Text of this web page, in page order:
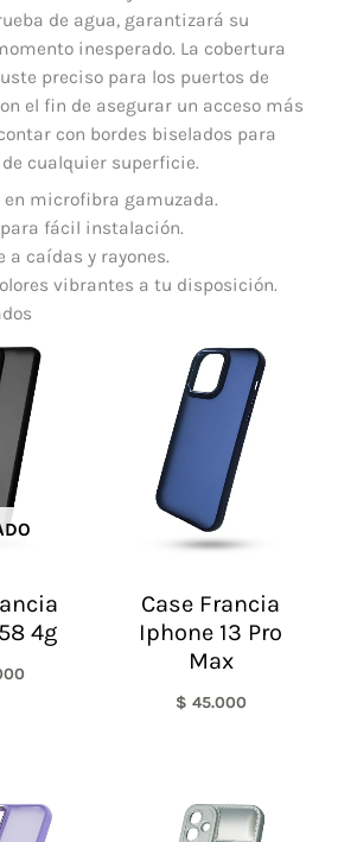
de agua, garantizará su
inesperado. La cobertura
preciso para los puertos de
el fin de asegurar un acceso más
con bordes biselados para
cualquier superficie.
en microfibra gamuzada.
fácil instalación.
a caídas y rayones.
vibrantes a tu disposición.
4g
Case Francia
Iphone 13 Pro
Max
$ 45.000